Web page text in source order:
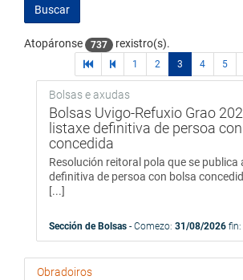
Buscar
Atopáronse 737 rexistro(s).
primerapáginas
1 2 3 4 5
Bolsas e axudas
Bolsas Uvigo-Refuxio Grao
listaxe definitiva de persoa
concedida
Resolución reitoral pola que se publica
definitiva de persoa con bolsa
[...]
Sección de Bolsas - Comezo: 31/08/2026 fin:
Obradoiros